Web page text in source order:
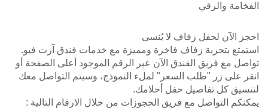
الفخامة والرقي
احجز الآن لحفل زفاف لا يُنسى
استمتع بتجربة زفاف فاخرة ومميزة مع خدمات فندق آرت فيو.
تواصل مع فريق الفندق الآن عبر الرقم الموجود أعلى الصفحة أو
انقر على زر "طلب السعر" لملء النموذج، وسيتم التواصل معك
لتنسيق كل تفاصيل حفل أحلامك.
يمكنكم التواصل مع فريق الحجوزات من خلال الارقام التالية :